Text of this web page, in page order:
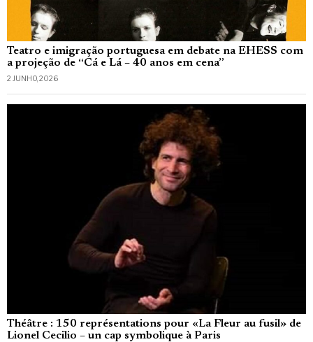
Teatro e imigração portuguesa em debate na EHESS com
a projeção de “Cá e Lá – 40 anos em cena”
2 JUNHO, 2026
Théâtre : 150 représentations pour «La Fleur au fusil» de
Lionel Cecilio – un cap symbolique à Paris